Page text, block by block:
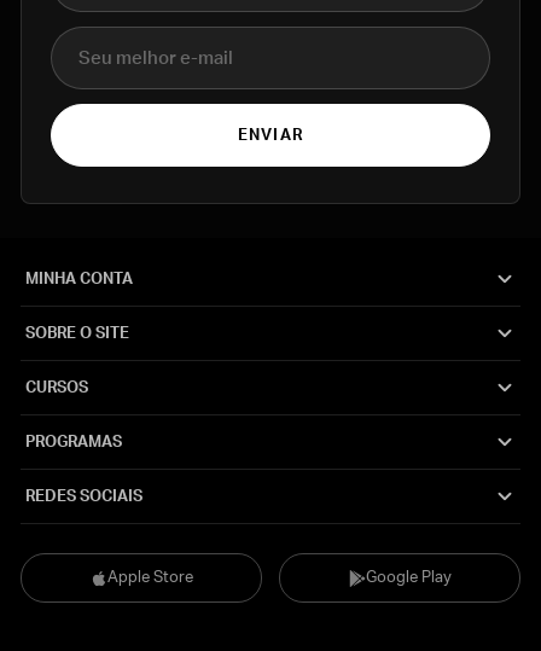
E-mail
ENVIAR
Apple Store Google Play
MINHA CONTA
SOBRE O SITE
CURSOS
PROGRAMAS
REDES SOCIAIS